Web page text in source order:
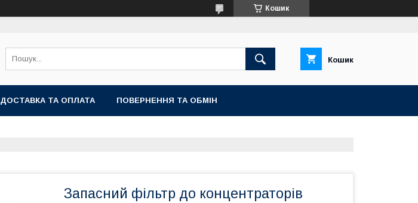
Кошик
Кошик
ДОСТАВКА ТА ОПЛАТА ПОВЕРНЕННЯ ТА ОБМІН
Запасний фільтр до концентраторів